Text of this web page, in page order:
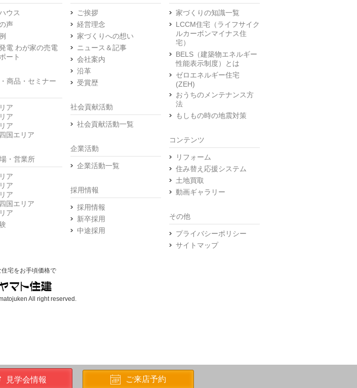
ウス
声
電 わが家の売電
ート
商品・セミナー
ア
ア
ア
国エリア
・営業所
ア
ア
ア
国エリア
ア
ご挨拶
経営理念
家づくりへの想い
ニュース＆記事
会社案内
沿革
受賞歴
社会貢献活動
社会貢献活動一覧
企業活動
企業活動一覧
採用情報
採用情報
新卒採用
中途採用
家づくりの知識一覧
LCCM住宅（ライフサイク
ルカーボンマイナス住
宅）
BELS（建築物エネルギー
性能表示制度）とは
ゼロエネルギー住宅
(ZEH)
おうちのメンテナンス方
法
もしもの時の地震対策
コンテンツ
リフォーム
住み替え応援システム
土地買取
動画ギャラリー
その他
プライバシーポリシー
サイトマップ
住宅をお手頃価格で
All right reserved.
見学会情報 ご来店予約